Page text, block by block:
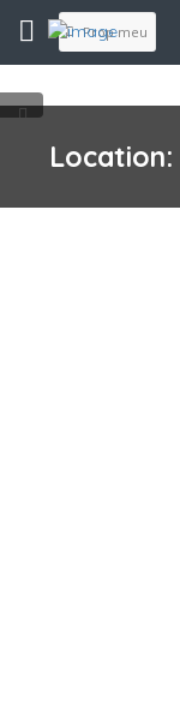
Location:
Prop meu